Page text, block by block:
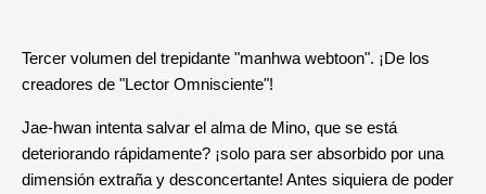
Tercer volumen del trepidante "manhwa webtoon". ¡De los
creadores de "Lector Omnisciente"!
Jae-hwan intenta salvar el alma de Mino, que se está
deteriorando rápidamente? ¡solo para ser absorbido por una
dimensión extraña y desconcertante! Antes siquiera de poder